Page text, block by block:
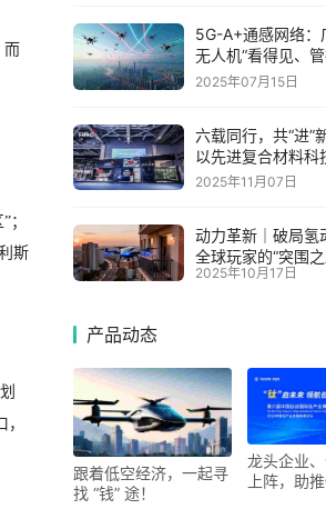
而
；
斯
5G-A+通感网络：
无人机“看得见、
2025年07月15日
六载同行，共“进”
以先进复合材料科
出行新图景
2025年11月07日
动力革新｜破局氢
全球玩家的“突围之
2025年10月17日
产品动态
跟着低空经济，一起寻
找 “钱” 途！
龙头企业
上阵，助